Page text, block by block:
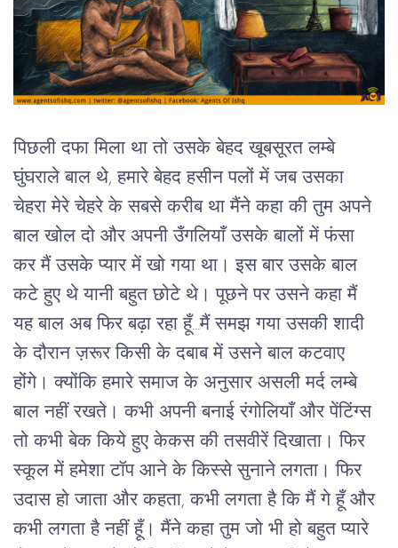
पिछली दफा मिला था तो उसके बेहद खूबसूरत लम्बे
घुंघराले बाल थे, हमारे बेहद हसीन पलों में जब उसका
चेहरा मेरे चेहरे के सबसे करीब था मैंने कहा की तुम अपने
बाल खोल दो और अपनी उँगलियाँ उसके बालों में फंसा
कर मैं उसके प्यार में खो गया था। इस बार उसके बाल
कटे हुए थे यानी बहुत छोटे थे। पूछने पर उसने कहा मैं
यह बाल अब फिर बढ़ा रहा हूँ...मैं समझ गया उसकी शादी
के दौरान ज़रूर किसी के दबाब में उसने बाल कटवाए
होंगे। क्योंकि हमारे समाज के अनुसार असली मर्द लम्बे
बाल नहीं रखते। कभी अपनी बनाई रंगोलियाँ और पेंटिंग्स
तो कभी बेक किये हुए केकस की तसवीरें दिखाता। फिर
स्कूल में हमेशा टॉप आने के किस्से सुनाने लगता। फिर
उदास हो जाता और कहता, कभी लगता है कि मैं गे हूँ और
कभी लगता है नहीं हूँ। मैंने कहा तुम जो भी हो बहुत प्यारे